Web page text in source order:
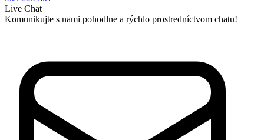
Live Chat
Komunikujte s nami pohodlne a rýchlo prostredníctvom chatu!